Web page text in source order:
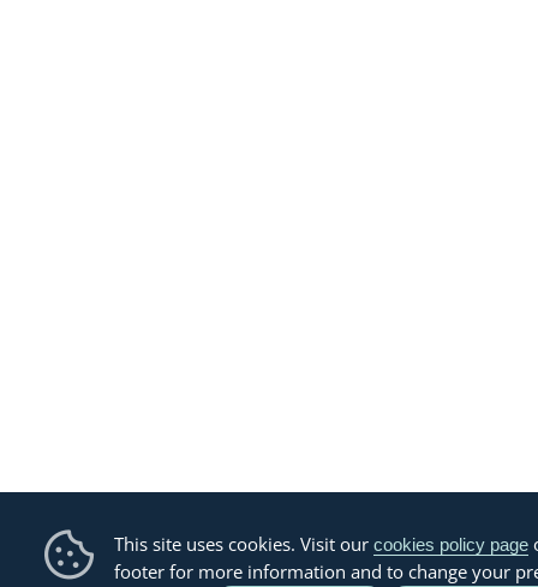
This site uses cookies. Visit our cookies policy page
footer for more information and to change your